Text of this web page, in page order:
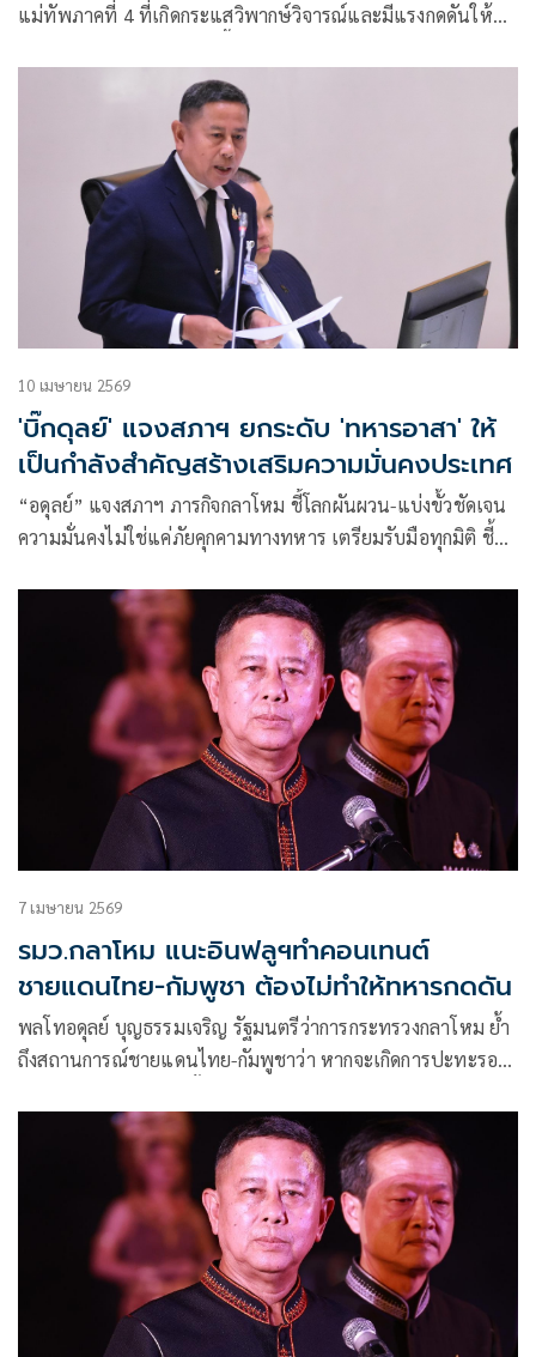
แม่ทัพภาคที่ 4 ที่เกิดกระแสวิพากษ์วิจารณ์และมีแรงกดดันให้
10 เมษายน 2569
'บิ๊กดุลย์' แจงสภาฯ ยกระดับ 'ทหารอาสา' ให้
เป็นกำลังสำคัญสร้างเสริมความมั่นคงประเทศ
“อดุลย์” แจงสภาฯ ภารกิจกลาโหม ชี้โลกผันผวน-แบ่งขั้วชัดเจน
ความมั่นคงไม่ใช่แค่ภัยคุกคามทางทหาร เตรียมรับมือทุกมิติ ชี้
อาสา เป็นกำลังรบ-สถาบันที่สร้างคน ลั่น “เราจะทำทันที รวม
เป็นหนึ่ง จึงชนะ”
7 เมษายน 2569
รมว.กลาโหม แนะอินฟลูฯทำคอนเทนต์
ชายแดนไทย-กัมพูชา ต้องไม่ทำให้ทหารกดดัน
พลโทอดุลย์ บุญธรรมเจริญ รัฐมนตรีว่าการกระทรวงกลาโหม ย้ำ
ถึงสถานการณ์ชายแดนไทย-กัมพูชาว่า หากจะเกิดการปะทะรอบ
ที่กังวลมากกว่าคือความเคลื่อนไหวของบุคคลที่เรียกว่า ‘อินฟลูฯ’
ที่ออกมาให้ข้อมูล โดยหวังยอดไลค์ และยอดผู้เข้าชม แต่ส่งผลให้
สถานการณ์ชายแดนตึงเครียด